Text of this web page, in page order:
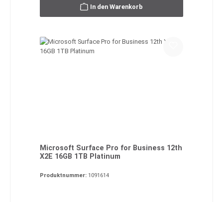
In den Warenkorb
Microsoft Surface Pro for Business 12th
X2E 16GB 1TB Platinum
Produktnummer: 1091614